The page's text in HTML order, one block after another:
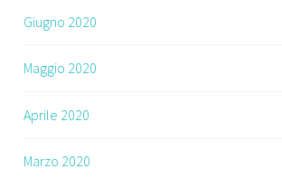
Giugno 2020
Maggio 2020
Aprile 2020
Marzo 2020